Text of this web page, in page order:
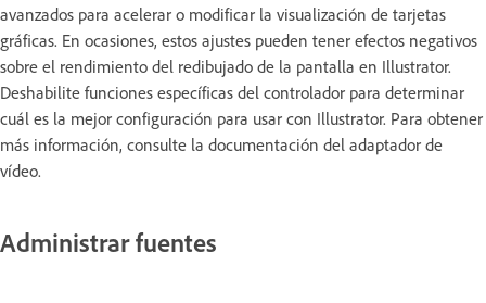
avanzados para acelerar o modificar la visualización de tarjetas
gráficas. En ocasiones, estos ajustes pueden tener efectos negativos
sobre el rendimiento del redibujado de la pantalla en Illustrator.
Deshabilite funciones específicas del controlador para determinar
cuál es la mejor configuración para usar con Illustrator. Para obtener
más información, consulte la documentación del adaptador de
vídeo.
Administrar fuentes